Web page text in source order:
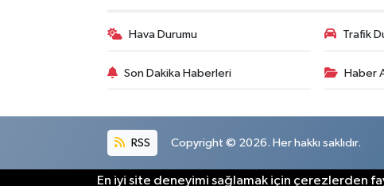
Hava Durumu Trafik
Son Dakika Haberleri Haber
RSS Copyright © 2026. Her hakkı saklıdır.
En iyi site deneyimi sağlamak için çerezlerden